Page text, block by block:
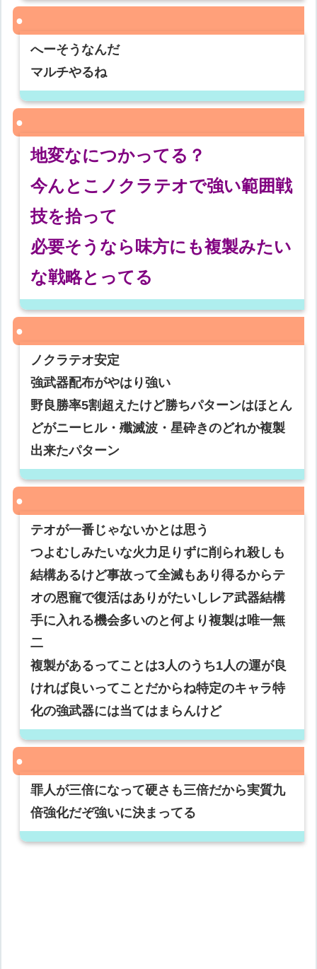
へーそうなんだ
マルチやるね
地変なにつかってる？
今んとこノクラテオで強い範囲戦
技を拾って
必要そうなら味方にも複製みたい
な戦略とってる
ノクラテオ安定
強武器配布がやはり強い
野良勝率5割超えたけど勝ちパターンはほとん
どがニーヒル・殲滅波・星砕きのどれか複製
出来たパターン
テオが一番じゃないかとは思う
つよむしみたいな火力足りずに削られ殺しも
結構あるけど事故って全滅もあり得るからテ
オの恩寵で復活はありがたいしレア武器結構
手に入れる機会多いのと何より複製は唯一無
二
複製があるってことは3人のうち1人の運が良
ければ良いってことだからね特定のキャラ特
化の強武器には当てはまらんけど
罪人が三倍になって硬さも三倍だから実質九
倍強化だぞ強いに決まってる